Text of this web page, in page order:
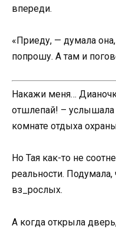
впереди.
«Приеду, — думала
попрошу. А там и
Накажи меня…
отшлепай! – услышала
комнате отдыха
Но Тая как-то не
реальности.
вз_рослых.
А когда открыла